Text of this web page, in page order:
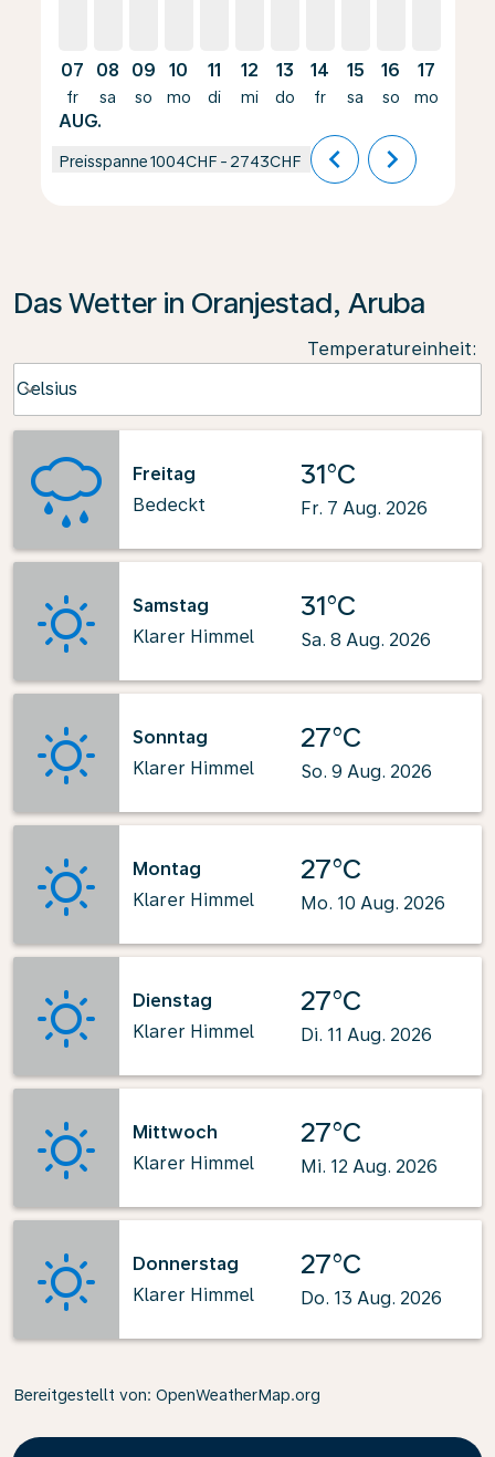
07
fr
AUG.
08
sa
09
so
10
mo
11
di
12
mi
13
do
14
fr
15
sa
16
so
17
mo
Preisspanne1004CHF - 2743CHF chevron_left chevron_right
Das Wetter in Oranjestad, Aruba
Temperatureinheit:
Celsius
keyboard_arrow_down
Freitag
Bedeckt
31°C
Fr. 7 Aug. 2026
Samstag
Klarer Himmel
31°C
Sa. 8 Aug. 2026
Sonntag
Klarer Himmel
27°C
So. 9 Aug. 2026
Montag
Klarer Himmel
27°C
Mo. 10 Aug. 2026
Dienstag
Klarer Himmel
27°C
Di. 11 Aug. 2026
Mittwoch
Klarer Himmel
27°C
Mi. 12 Aug. 2026
Donnerstag
Klarer Himmel
27°C
Do. 13 Aug. 2026
Bereitgestellt von: OpenWeatherMap.org